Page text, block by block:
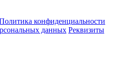
конфиденциальности
данных Реквизиты